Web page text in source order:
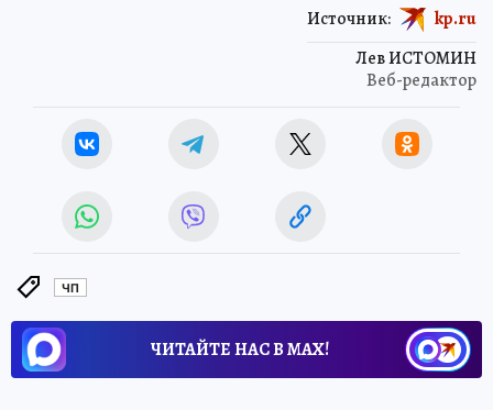
Лев ИСТОМИН
Веб-редактор
Источник: kp.ru
ЧП
ЧИТАЙТЕ НАС В МАХ!